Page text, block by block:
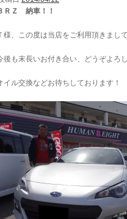
ＲＺ 納車！！
様、この度は当店をご利用頂きまし
後も末長いお付き合い、どうぞよろ
イル交換などお待ちしております！